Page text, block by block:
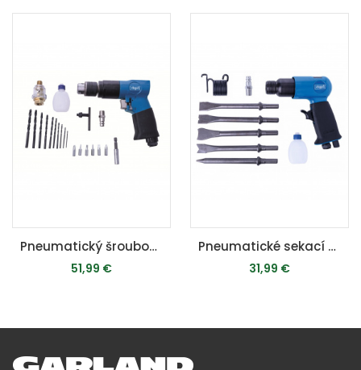
Pneumatický šroubovák 3/8'' Pneumatické sekací kladivo